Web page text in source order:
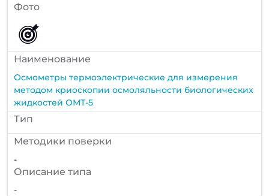
Фото
Наименование
Осмометры термоэлектрические для измерения
методом криоскопии осмоляльности биологических
жидкостей ОМТ-5
Тип
Методики поверки
-
Описание типа
-